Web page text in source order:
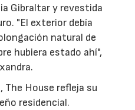
Gibraltar y revestida
"El exterior debía
natural de
hubiera estado ahí",
The House refleja su
residencial.